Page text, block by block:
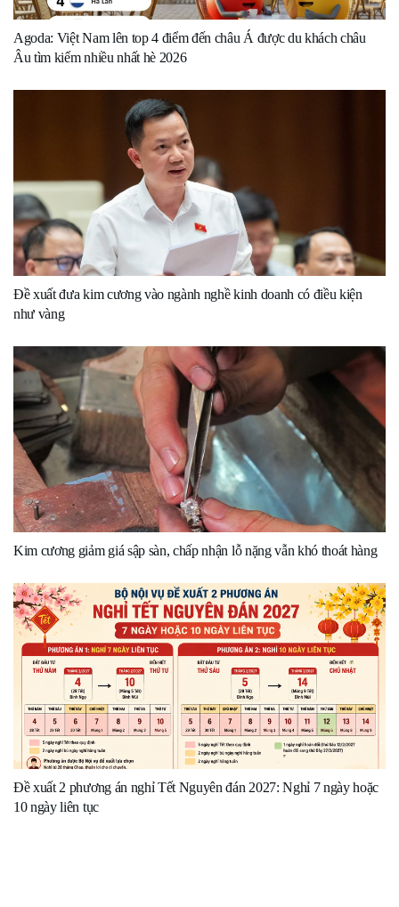
Agoda: Việt Nam lên top 4 điểm đến châu Á được du khách châu
Âu tìm kiếm nhiều nhất hè 2026
Đề xuất đưa kim cương vào ngành nghề kinh doanh có điều kiện
như vàng
Kim cương giảm giá sập sàn, chấp nhận lỗ nặng vẫn khó thoát hàng
Đề xuất 2 phương án nghỉ Tết Nguyên đán 2027: Nghỉ 7 ngày hoặc
10 ngày liên tục